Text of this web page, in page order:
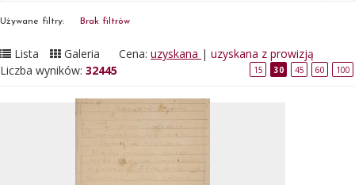
Używane filtry: Brak filtrów
Lista Galeria Cena: uzyskana | uzyskana z prowizją
Liczba wyników: 32445 15 30 45 60 100